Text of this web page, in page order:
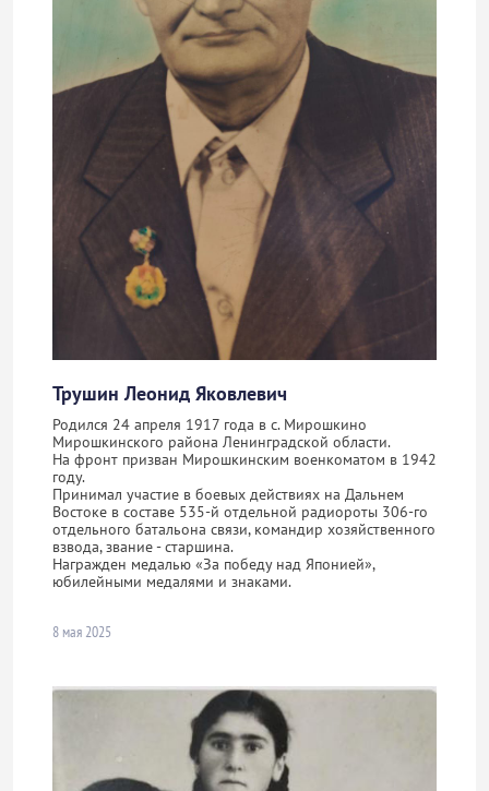
Трушин Леонид Яковлевич
Родился 24 апреля 1917 года в с. Мирошкино
Мирошкинского района Ленинградской области.
На фронт призван Мирошкинским военкоматом в 1942
году.
Принимал участие в боевых действиях на Дальнем
Востоке в составе 535-й отдельной радиороты 306-го
отдельного батальона связи, командир хозяйственного
взвода, звание - старшина.
Награжден медалью «За победу над Японией»,
юбилейными медалями и знаками.
8 мая 2025